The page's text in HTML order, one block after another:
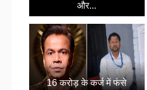
और...
16 करोड़ के कर्ज में फंसे